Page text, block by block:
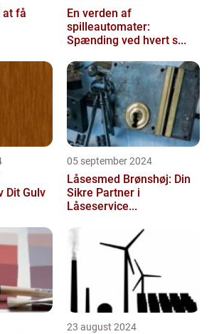
at få
En verden af
spilleautomater:
Spænding ved hvert s...
05 september 2024
Låsesmed Brønshøj: Din
Sikre Partner i
Låseservice...
23 august 2024